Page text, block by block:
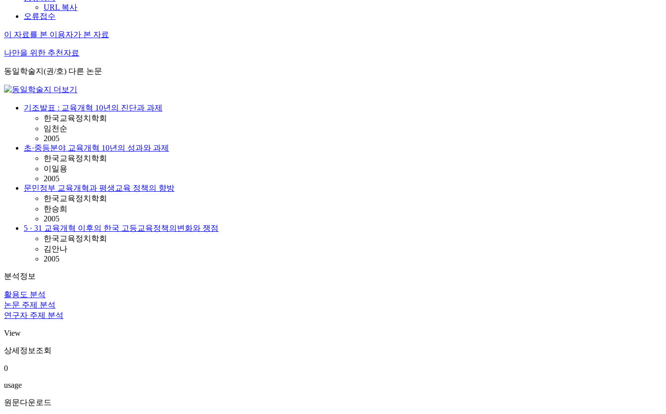
URL 복사
오류접수
이 자료를 본 이용자가 본 자료
나만을 위한 추천자료
동일학술지(권/호) 다른 논문
기조발표 : 교육개혁 10년의 진단과 과제
한국교육정치학회
임천순
2005
초·중등분야 교육개혁 10년의 성과와 과제
한국교육정치학회
이일용
2005
문민정부 교육개혁과 평생교육 정책의 향방
한국교육정치학회
한승희
2005
5 · 31 교육개혁 이후의 한국 고등교육정책의변화와 쟁점
한국교육정치학회
김안나
2005
분석정보
활용도 분석
논문 주제 분석
연구자 주제 분석
View
상세정보조회
0
usage
원문다운로드